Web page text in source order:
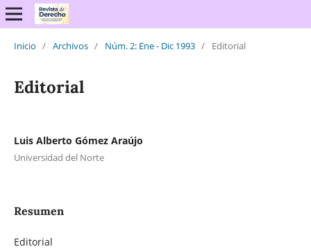
Inicio / Archivos / Núm. 2: Ene - Dic 1993 / Editorial
Editorial
Luis Alberto Gómez Araújo
Universidad del Norte
Resumen
Editorial